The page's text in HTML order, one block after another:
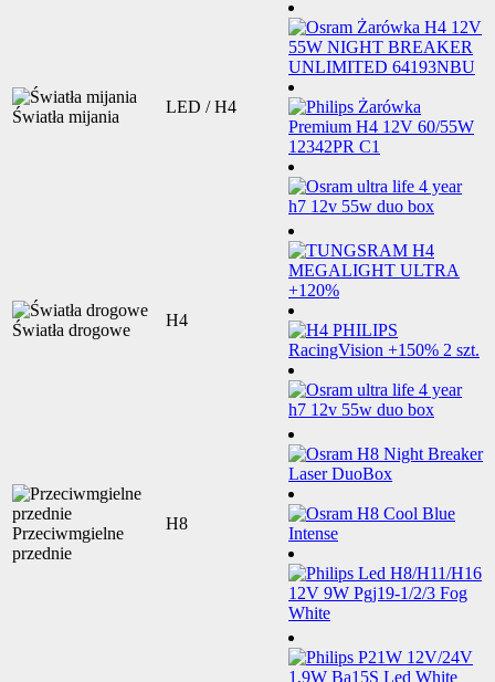
Światła mijania
LED / H4
Światła drogowe
H4
Przeciwmgielne
przednie
H8